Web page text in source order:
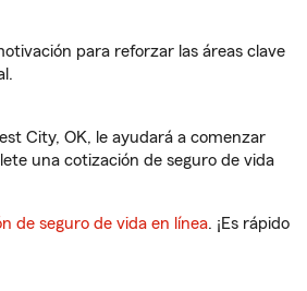
para reforzar las áreas clave
City, OK, le ayudará a comenzar
una cotización de seguro de vida
de seguro de vida en línea. ¡Es rápido